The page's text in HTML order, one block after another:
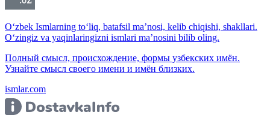
O‘zbek Ismlarning to‘liq, batafsil ma’nosi, kelib chiqishi, shakllari.
O‘zingiz va yaqinlaringizni ismlari ma’nosini bilib oling.
Полный смысл, происхождение, формы узбекских имён.
Узнайте смысл своего имени и имён близких.
ismlar.com